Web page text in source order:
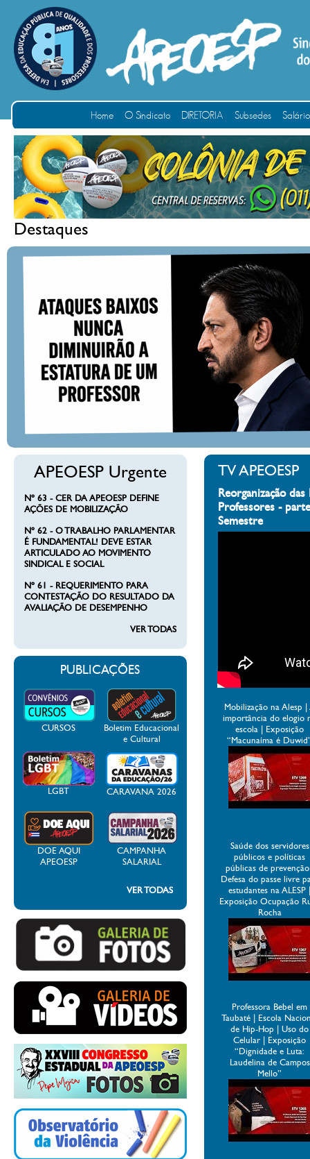
Home O Sindicato DIRETORIA Subsedes
Destaques
APEOESP Urgente
Nº 63 - CER DA APEOESP DEFINE
AÇÕES DE MOBILIZAÇÃO
Nº 62 - O TRABALHO PARLAMENTAR
É FUNDAMENTAL! DEVE ESTAR
ARTICULADO AO MOVIMENTO
SINDICAL E SOCIAL
Nº 61 - REQUERIMENTO PARA
CONTESTAÇÃO DO RESULTADO DA
AVALIAÇÃO DE DESEMPENHO
VER TODAS
PUBLICAÇÕES
CURSOS
Boletim Educacional
e Cultural
LGBT CARAVANA 2026
DOE AQUI
APEOESP
CAMPANHA
SALARIAL
VER TODAS
TV APEOESP
Reorganização
Professores -
Semestre
Mobilização na Alesp |
importância do elogio
escola | Exposição
“Macunaíma é
Saúde dos servidores
públicos e políticas
públicas de
Defesa do passe livre
estudantes na ALESP
Exposição Ocupação
Rocha
Professora Bebel em
Taubaté | Escola
de Hip-Hop | Uso do
Celular | Exposição
“Dignidade e Luta:
Laudelina de Campos
Mello”